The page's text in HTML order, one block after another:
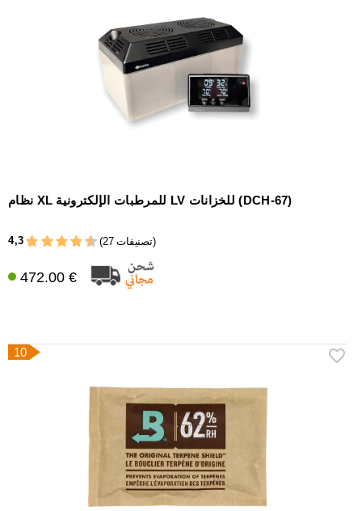
نظام XL للمرطبات الإلكترونية LV للخزانات (DCH-67)
4,3 (27 تصنيفات)
472.00 €
10